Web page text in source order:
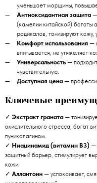
уменьшает морщины,
Антиоксидантная защита —
(камелии китайской) богаты
радикалов, тонизируют кожу,
Комфорт использования —
впитывается, не утяжеляет
Универсальность —
чувствительную.
Доступная цена —
Ключевые
✓ Экстракт граната —
окислительного стресса, богат
пуникалагином.
✓ Ниацинамид (витамин B3) —
защитный барьер, стимулирует
кожи.
✓ Аллантоин — успокаивает,